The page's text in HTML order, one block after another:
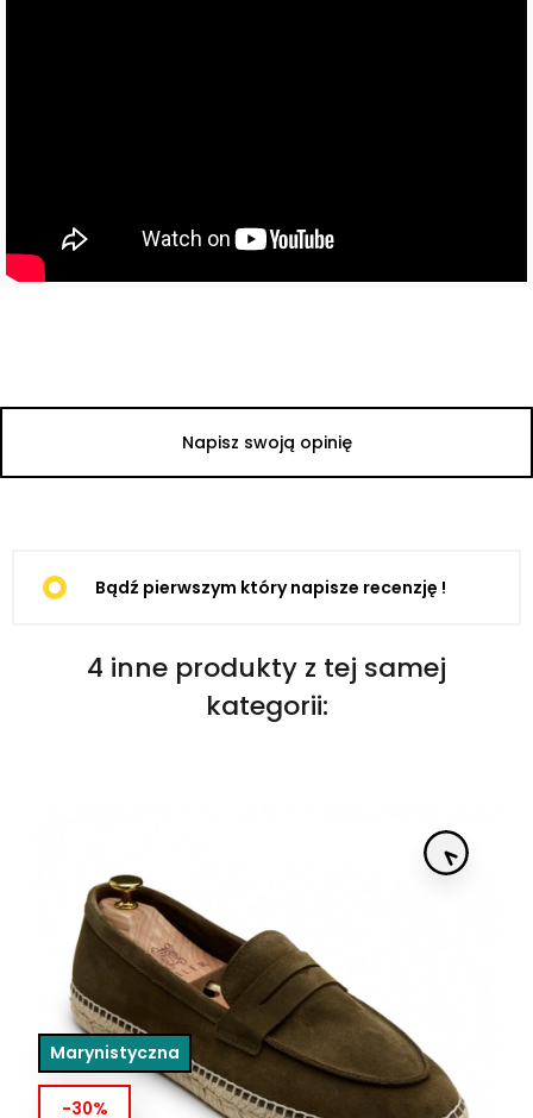
Napisz swoją opinię
Bądź pierwszym który napisze recenzję !
4 inne produkty z tej samej
kategorii:
Marynistyczna
-30%